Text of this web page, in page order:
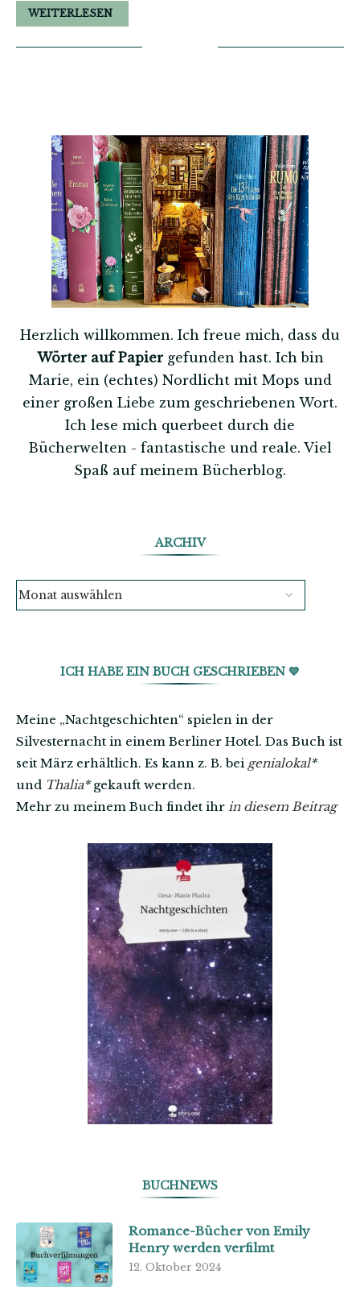
WEITERLESEN
Herzlich willkommen. Ich freue mich, dass du
Wörter auf Papiergefunden hast. Ich bin
Marie, ein (echtes) Nordlicht mit Mops und
einer großen Liebe zum geschriebenen Wort.
Ich lese mich querbeet durch die
Bücherwelten - fantastische und reale. Viel
Spaß auf meinem Bücherblog.
ARCHIV
ICH HABE EIN BUCH GESCHRIEBEN 💙
Meine „Nachtgeschichten“ spielen in der
Silvesternacht in einem Berliner Hotel. Das Buch ist
seit März erhältlich. Es kann z. B. bei genialokal*
und Thalia*gekauft werden.
Mehr zu meinem Buch findet ihr in diesem Beitrag
BUCHNEWS
Romance-Bücher von Emily
Henry werden verfilmt
12. Oktober 2024